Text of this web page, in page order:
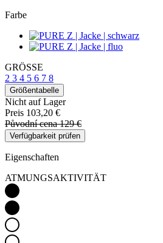
Farbe
GRÖSSE
2 3 4 5 6 7 8
Größentabelle
Nicht auf Lager
Preis 103,20 €
Původní cena129 €
Verfügbarkeit prüfen
Eigenschaften
ATMUNGSAKTIVITÄT